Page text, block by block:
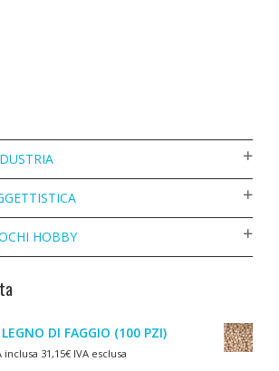
HOBBY
DI FAGGIO (100 PZI)
inclusa 31,15€IVA esclusa